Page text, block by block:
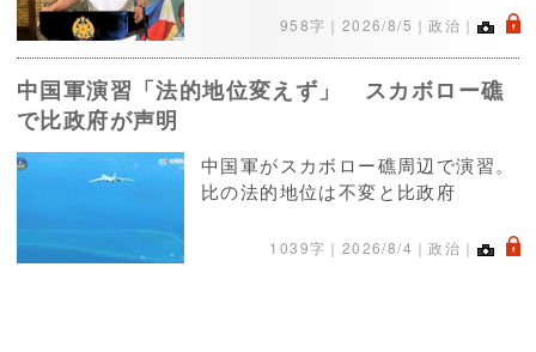
958字｜ 2026/8/5 ｜政治｜ .
中国軍演習「法的地位変えず」 スカボロー礁
で比政府が声明
中国軍がスカボロー礁周辺で演習。
比の法的地位は不変と比政府
1039字｜ 2026/8/4 ｜政治｜ .